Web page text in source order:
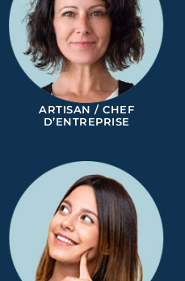
ARTISAN / CHEF
D’ENTREPRISE